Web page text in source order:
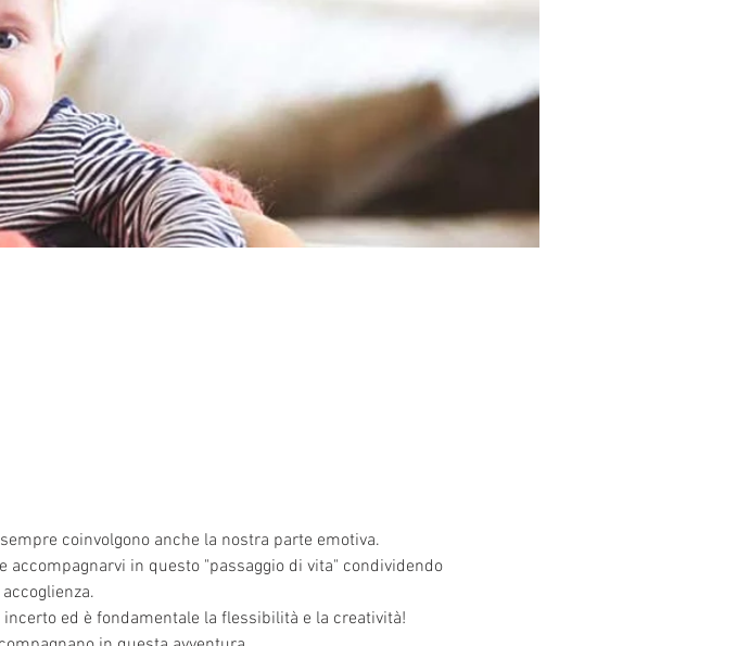
coinvolgono anche la nostra parte emotiva.
accompagnarvi in questo "passaggio di vita" condividendo
ed è fondamentale la flessibilità e la creatività!